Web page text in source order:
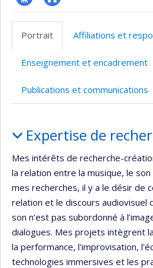
Page Autre
Portrait Affiliations et
Enseignement et encadrement
Publications et communications
Expertise de
Mes intérêts de recherche-
la relation entre la musique, le
mes recherches, il y a le désir de
relation et le discours audiovisuel
son n’est pas subordonné à
dialogues. Mes projets intègrent
la performance, l'improvisation,
technologies immersives et les